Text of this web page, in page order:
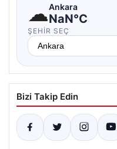
☁Ankara
NaN°C
ŞEHIR SEÇ
Bizi Takip Edin